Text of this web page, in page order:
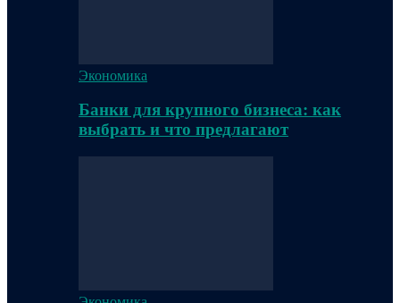
Экономика
Банки для крупного бизнеса: как
выбрать и что предлагают